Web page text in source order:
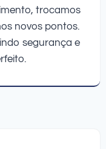
trocamos
novos pontos.
segurança e